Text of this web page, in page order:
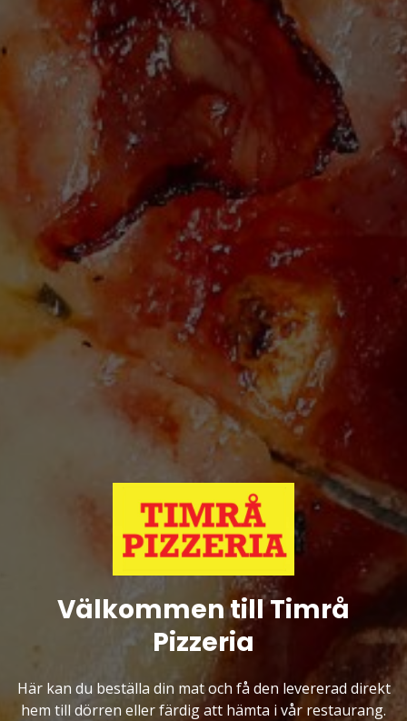
Välkommen till Timrå
Pizzeria
Här kan du beställa din mat och få den levererad direkt
hem till dörren eller färdig att hämta i vår restaurang.